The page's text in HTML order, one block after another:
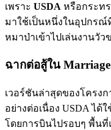
เพราะ USDA หรือกระท
มาใช้เป็นหนึ่งในอุปกรณ์
หมาป่าเข้าไปเล่นงานวัว
ฉากต่อสู้ใน
เวอร์ชันล่าสุดของโครง
อย่างต่อเนื่อง USDA ได้
โดยการบินไปรอบๆ พื้นที่